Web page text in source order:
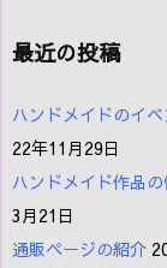
最近の投稿
ハンドメイドのイ
22年11月29日
ハンドメイド作品
3月21日
通販ページの紹介